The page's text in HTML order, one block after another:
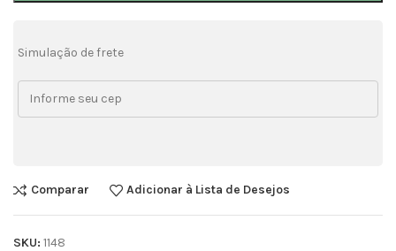
Simulação de frete
Comparar Adicionar à Lista de Desejos
SKU: 1148